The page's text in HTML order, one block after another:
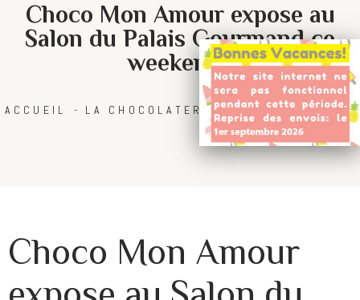
Choco Mon Amour expose au
Salon du Palais Gourmand ce
weekend !
ACCUEIL LA CHOCOLATERIE BLOG CHOCOLAT
Choco Mon Amour